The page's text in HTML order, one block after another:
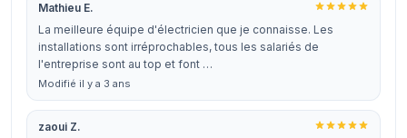
Mathieu E.
La meilleure équipe d'électricien que je connaisse. Les
installations sont irréprochables, tous les salariés de
l'entreprise sont au top et font …
Modifié il y a 3 ans
zaoui Z.